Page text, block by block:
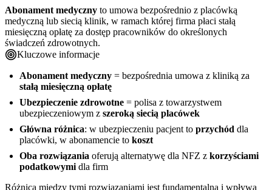
Abonament medyczny to umowa bezpośrednio z placówką
medyczną lub siecią klinik, w ramach której firma płaci stałą
miesięczną opłatę za dostęp pracowników do określonych
świadczeń zdrowotnych.
Kluczowe informacje
Abonament medyczny = bezpośrednia umowa z kliniką za
stałą miesięczną opłatę
Ubezpieczenie zdrowotne = polisa z towarzystwem
ubezpieczeniowym z szeroką siecią placówek
Główna różnica: w ubezpieczeniu pacjent to przychód dla
placówki, w abonamencie to koszt
Oba rozwiązania oferują alternatywę dla NFZ z korzyściami
podatkowymi dla firm
Różnica między tymi rozwiązaniami jest fundamentalna i wpływa